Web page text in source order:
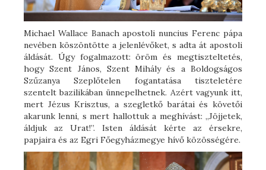
Michael Wallace Banach apostoli nuncius Ferenc pápa
nevében köszöntötte a jelenlévőket, s adta át apostoli
áldását. Úgy fogalmazott: öröm és megtiszteltetés,
hogy Szent János, Szent Mihály és a Boldogságos
Szűzanya Szeplőtelen fogantatása tiszteletére
szentelt bazilikában ünnepelhetnek. Azért vagyunk itt,
mert Jézus Krisztus, a szegletkő barátai és követői
akarunk lenni, s mert hallottuk a meghívást: „Jöjjetek,
áldjuk az Urat!”. Isten áldását kérte az érsekre,
papjaira és az Egri Főegyházmegye hívő közösségére.